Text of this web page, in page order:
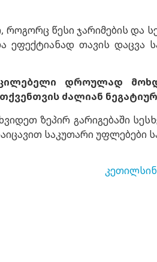
წესი ჯარიმების და
ეფექტიანად თავის
დროულად
ძალიან
ზეპირ გარიგებაში
საკუთარი უფლებები